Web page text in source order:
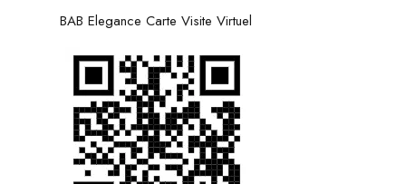
BAB Elegance Carte Visite Virtuel